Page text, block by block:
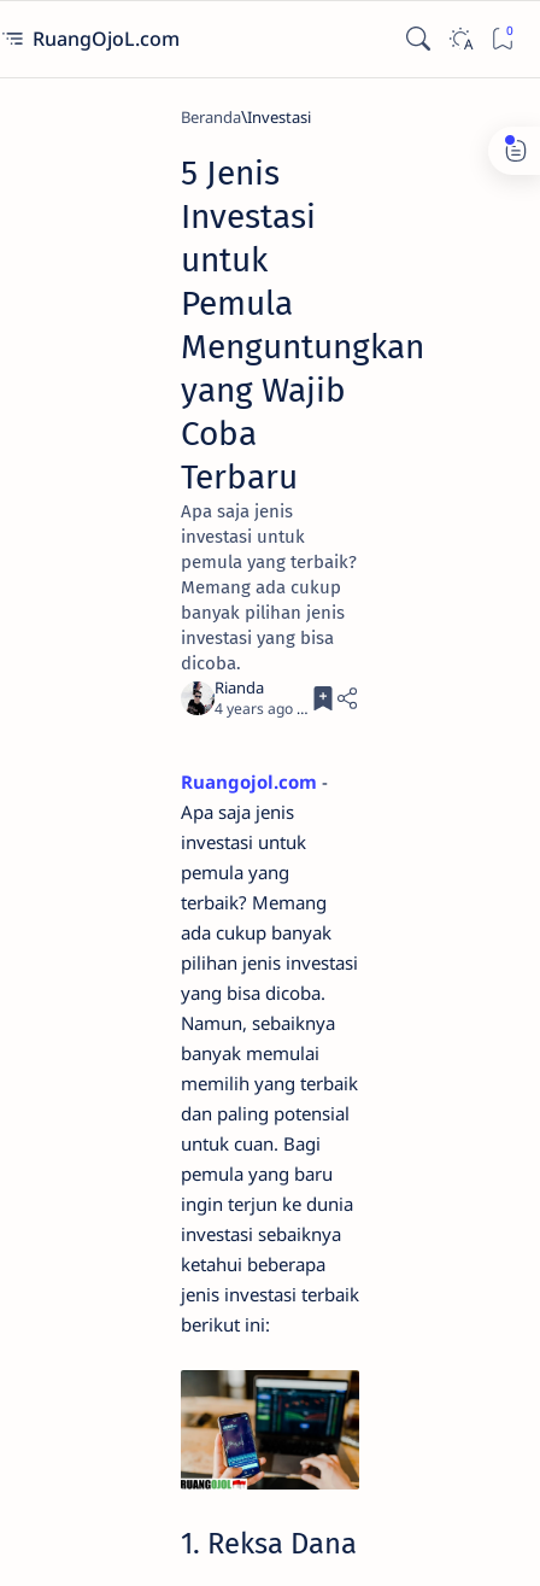
RuangOjoL.com
Beranda Investasi
5 Jenis
Investasi
untuk
Pemula
Menguntungkan
yang Wajib
Coba
Terbaru
Apa saja jenis
investasi untuk
pemula yang terbaik?
Memang ada cukup
banyak pilihan jenis
investasi yang bisa
dicoba.
4 years ago 3
Ruangojol.com -
Apa saja jenis
investasi untuk
pemula yang
terbaik? Memang
ada cukup banyak
pilihan jenis investasi
yang bisa dicoba.
Namun, sebaiknya
banyak memulai
memilih yang terbaik
dan paling potensial
untuk cuan. Bagi
pemula yang baru
ingin terjun ke dunia
investasi sebaiknya
ketahui beberapa
jenis investasi terbaik
berikut ini:
1. Reksa Dana